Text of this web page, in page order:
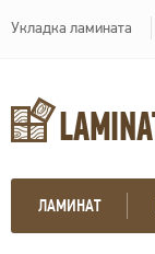
Укладка ламината
ЛАМИНАТ